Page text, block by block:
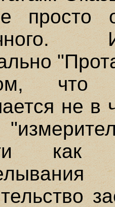
просто
что
не в